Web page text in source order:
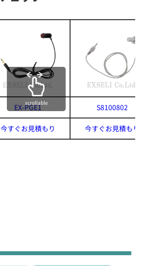
EX-PGE1 S8100802
今すぐお見積もり 今すぐお見積もり
scrollable